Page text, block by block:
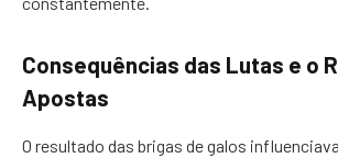
Consequências das Lutas e o
Apostas
O resultado das brigas de galos